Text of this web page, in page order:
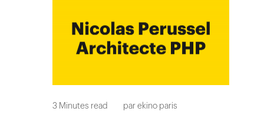
3 Minutes read parekino paris